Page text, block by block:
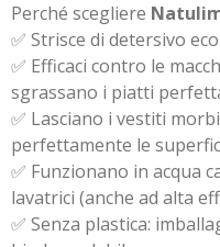
Perché scegliere
✅ Strisce di detersivo
✅ Efficaci contro le
sgrassano i piatti
✅ Lasciano i vestiti
perfettamente le
✅ Funzionano in acqua
lavatrici (anche ad alta
✅ Senza plastica: